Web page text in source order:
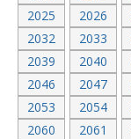
2025
2026
2032
2033
2039
2040
2046
2047
2053
2054
2060
2061